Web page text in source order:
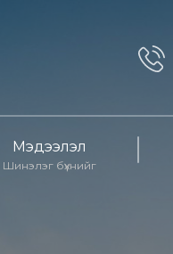
Мэдээлэл
Шинэлэг бүхнийг